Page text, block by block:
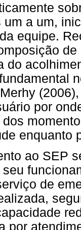
um a um,
equipe.
do
por
enquanto
ao SEP
de
por